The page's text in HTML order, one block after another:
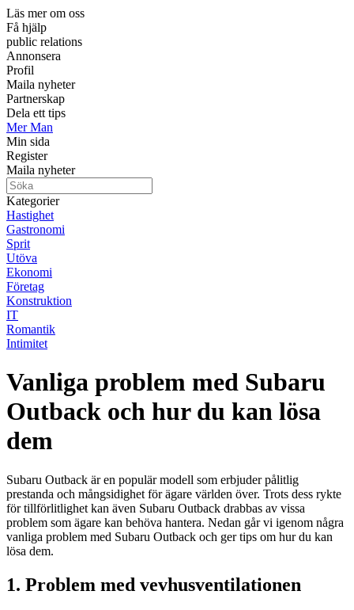
Läs mer om oss
Få hjälp
public relations
Annonsera
Profil
Maila nyheter
Partnerskap
Dela ett tips
Mer Man
Min sida
Register
Maila nyheter
Kategorier
Hastighet
Gastronomi
Sprit
Utöva
Ekonomi
Företag
Konstruktion
IT
Romantik
Intimitet
Vanliga problem med Subaru
Outback och hur du kan lösa
dem
Subaru Outback är en populär modell som erbjuder pålitlig
prestanda och mångsidighet för ägare världen över. Trots dess rykte
för tillförlitlighet kan även Subaru Outback drabbas av vissa
problem som ägare kan behöva hantera. Nedan går vi igenom några
vanliga problem med Subaru Outback och ger tips om hur du kan
lösa dem.
1. Problem med vevhusventilationen